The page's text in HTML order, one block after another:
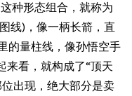
种形态组合，就称为
线)，像一柄长箭，直
的量柱线，像孙悟空手
来看，就构成了“顶天
出现，绝大部分是卖